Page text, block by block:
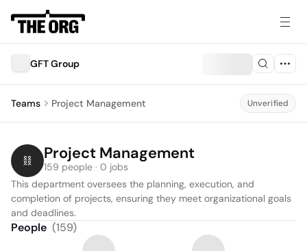
GFT Group
Teams Project Management Unverified
Project Management
159 people · 0 jobs
This department oversees the planning, execution, and
completion of projects, ensuring they meet organizational goals
and deadlines.
People (159)